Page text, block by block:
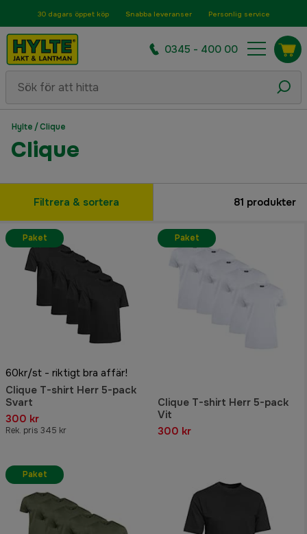
30 dagars öppet köp Snabba leveranser Personlig service
0345 - 400 00
Hylte /Clique
Clique
Filtrera & sortera 81 produkter
60kr/st - riktigt bra affär!
Clique T-shirt Herr 5-pack
Svart
300 kr
Rek. pris 345 kr
Paket
Clique T-shirt Herr 5-pack
Vit
300 kr
Paket
Paket